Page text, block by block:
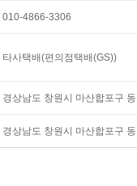
지만 그림에는 빼어난
010-4866-3306
타사택배(편의점택배(GS))
경상남도 창원시 마산합포구
경상남도 창원시 마산합포구